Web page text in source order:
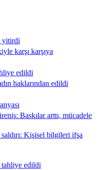
yitirdi
karşı karşıya
edildi
haklarından edildi
Baskılar arttı, mücadele
Kişisel bilgileri ifşa
tahliye edildi